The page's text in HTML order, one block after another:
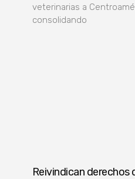
veterinarias a
consolidando
Reivindican derechos